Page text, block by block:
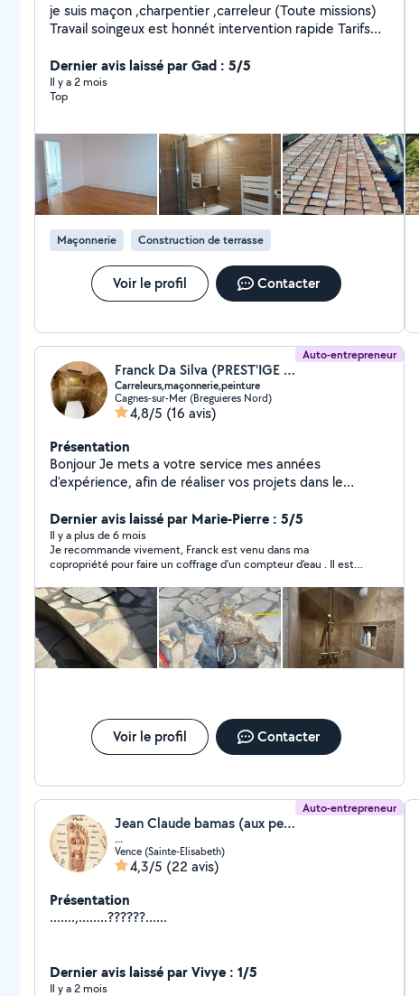
je suis maçon ,charpentier ,carreleur (Toute missions)
Travail soingeux est honnét intervention rapide Tarifs
Dernier avis laissé par Gad : 5/5
Il y a 2 mois
Top
Maçonnerie Construction de terrasse
Voir le profil Contacter
Auto-entrepreneur
Franck Da Silva (PREST'IGE BAT')
Carreleurs,maçonnerie,peinture
Cagnes-sur-Mer (Breguieres Nord)
4,8/5 (16 avis)
Présentation
Bonjour Je mets a votre service mes années
d'expérience, afin de réaliser vos projets dans le
Pour plus de renseignement nous contacter Auto-
entrepreneur Prestige'Bat'
Dernier avis laissé par Marie-Pierre : 5/5
Il y a plus de 6 mois
Je recommande vivement, Franck est venu dans ma
copropriété pour faire un coffrage d'un compteur d'eau . Il est
raisonnable. Franck est une personne qui plus est très aimable..
Voir le profil Contacter
Auto-entrepreneur
Jean Claude bamas (aux petits services)
...
Vence (Sainte-Elisabeth)
4,3/5 (22 avis)
Présentation
.......,........??????......
Dernier avis laissé par Vivye : 1/5
Il y a 2 mois